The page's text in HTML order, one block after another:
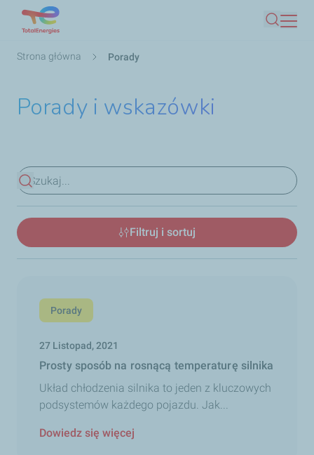
Szukaj
Ścieżka
Strona główna Porady
Porady i wskazówki
Zobacz wyniki
Filtruj i sortuj
Porady
27 Listopad, 2021
Prosty sposób na rosnącą temperaturę silnika
Układ chłodzenia silnika to jeden z kluczowych
podsystemów każdego pojazdu. Jak...
Dowiedz się więcej